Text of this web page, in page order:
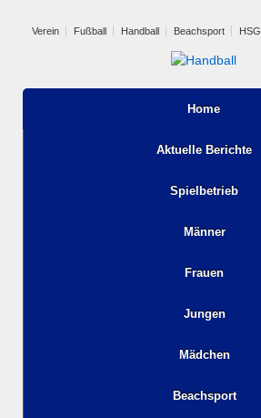
Verein Fußball Handball Beachsport HSG
Home
Aktuelle Berichte
Spielbetrieb
Männer
Frauen
Jungen
Mädchen
Beachsport